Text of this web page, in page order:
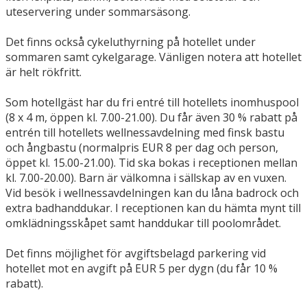
uteservering under sommarsäsong.
Det finns också cykeluthyrning på hotellet under
sommaren samt cykelgarage. Vänligen notera att hotellet
är helt rökfritt.
Som hotellgäst har du fri entré till hotellets inomhuspool
(8 x 4 m, öppen kl. 7.00-21.00). Du får även 30 % rabatt på
entrén till hotellets wellnessavdelning med finsk bastu
och ångbastu (normalpris EUR 8 per dag och person,
öppet kl. 15.00-21.00). Tid ska bokas i receptionen mellan
kl. 7.00-20.00). Barn är välkomna i sällskap av en vuxen.
Vid besök i wellnessavdelningen kan du låna badrock och
extra badhanddukar. I receptionen kan du hämta mynt till
omklädningsskåpet samt handdukar till poolområdet.
Det finns möjlighet för avgiftsbelagd parkering vid
hotellet mot en avgift på EUR 5 per dygn (du får 10 %
rabatt).